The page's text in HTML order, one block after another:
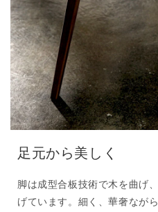
足元から美しく
脚は成型合板技術で木を曲げ
げています。細く、華奢なが